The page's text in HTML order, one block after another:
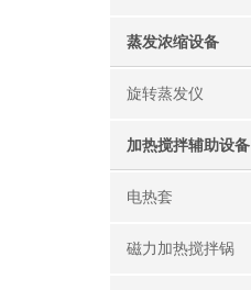
蒸发浓缩设备
旋转蒸发仪
加热搅拌辅助设备
电热套
磁力加热搅拌锅